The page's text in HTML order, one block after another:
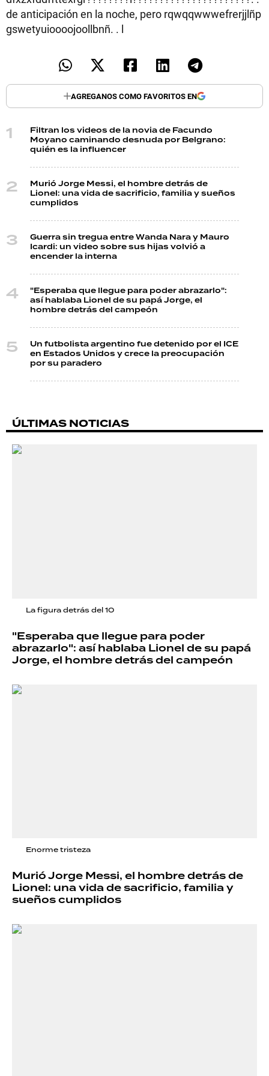
de anticipación en la noche, pero rqwqqwwwefrerjjlñp
gswetyuioooojoollbnñ. . l
AGREGANOS COMO FAVORITOS EN
Filtran los videos de la novia de Facundo
Moyano caminando desnuda por Belgrano:
quién es la influencer
Murió Jorge Messi, el hombre detrás de
Lionel: una vida de sacrificio, familia y sueños
cumplidos
Guerra sin tregua entre Wanda Nara y Mauro
Icardi: un video sobre sus hijas volvió a
encender la interna
"Esperaba que llegue para poder abrazarlo":
así hablaba Lionel de su papá Jorge, el
hombre detrás del campeón
Un futbolista argentino fue detenido por el ICE
en Estados Unidos y crece la preocupación
por su paradero
ÚLTIMAS NOTICIAS
La figura detrás del 10
"Esperaba que llegue para poder
abrazarlo": así hablaba Lionel de su papá
Jorge, el hombre detrás del campeón
Enorme tristeza
Murió Jorge Messi, el hombre detrás de
Lionel: una vida de sacrificio, familia y
sueños cumplidos
TECNOLOGÍA
RECETAS
PALABRAS
Seguinos